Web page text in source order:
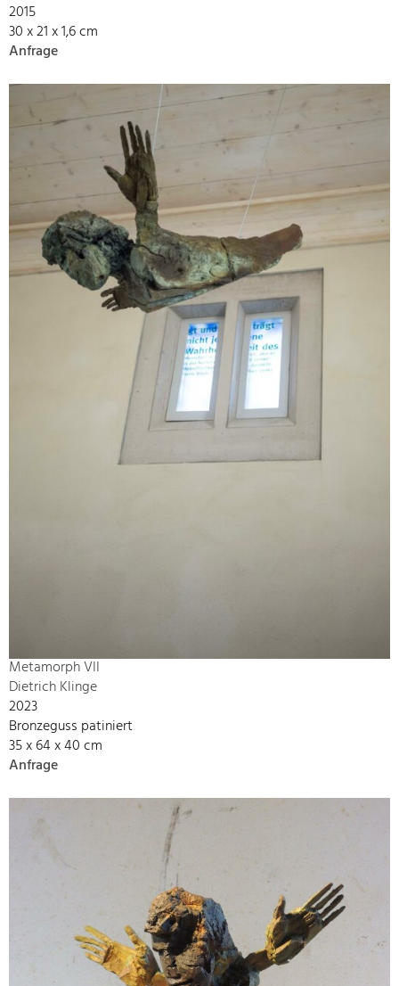
2015
30 x 21 x 1,6 cm
Anfrage
Metamorph VII
Dietrich Klinge
2023
Bronzeguss patiniert
35 x 64 x 40 cm
Anfrage